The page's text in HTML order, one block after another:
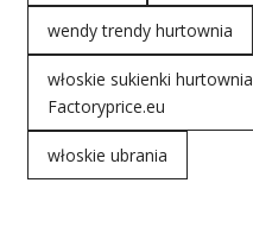
wendy trendy hurtownia
włoskie sukienki hurtownia
Factoryprice.eu
włoskie ubrania